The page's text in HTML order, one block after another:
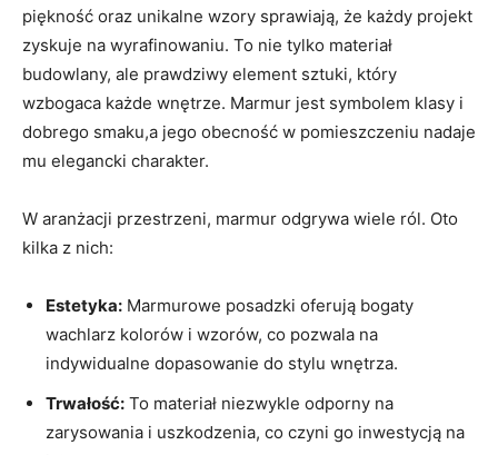
piękność oraz unikalne wzory sprawiają, że każdy projekt
zyskuje na wyrafinowaniu. To nie tylko materiał
budowlany, ale prawdziwy element sztuki, który
wzbogaca każde wnętrze. Marmur jest symbolem klasy i
dobrego smaku,a jego obecność w pomieszczeniu nadaje
mu elegancki charakter.
W aranżacji przestrzeni, marmur odgrywa wiele ról. Oto
kilka z nich:
Estetyka: Marmurowe posadzki oferują bogaty
wachlarz kolorów i wzorów, co pozwala na
indywidualne dopasowanie do stylu wnętrza.
Trwałość: To materiał niezwykle odporny na
zarysowania i uszkodzenia, co czyni go inwestycją na